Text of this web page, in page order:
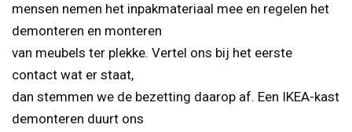
mensen nemen het inpakmateriaal mee en regelen het
demonteren en monteren
van meubels ter plekke. Vertel ons bij het eerste
contact wat er staat,
dan stemmen we de bezetting daarop af. Een IKEA-kast
demonteren duurt ons